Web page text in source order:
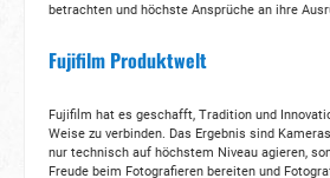
betrachten und höchste Ansprüche an ihre
Fujifilm Produktwelt
Fujifilm hat es geschafft, Tradition und
Weise zu verbinden. Das Ergebnis sind
nur technisch auf höchstem Niveau agieren,
Freude beim Fotografieren bereiten und